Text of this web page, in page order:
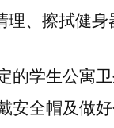
理、擦拭健
的学生公寓
安全帽及做